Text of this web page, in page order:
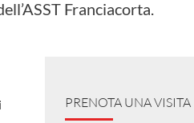
Franciacorta.
PRENOTA UNA VISITA